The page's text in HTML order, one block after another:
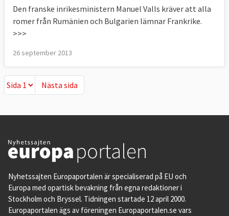
Den franske inrikesministern Manuel Valls kräver att alla
romer från Rumänien och Bulgarien lämnar Frankrike.
>>>
26 september 2013
Nästa sida
Nästa sida
Nyhetssajten Europaportalen är specialiserad på EU och
Europa med opartisk bevakning från egna redaktioner i
Stockholm och Bryssel. Tidningen startade 12 april 2000.
Europaportalen ägs av föreningen Europaportalen.se vars